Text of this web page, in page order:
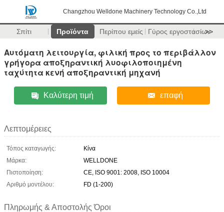
Changzhou Welldone Machinery Technology Co.,Ltd
Σπίτι Προϊόντα Περίπου εμείς Γύρος εργοστασίων
>>
Αυτόματη λειτουργία, φιλική προς το περιβάλλον
γρήγορα αποξηραντική λυοφιλοποιημένη
ταχύτητα κενή αποξηραντική μηχανή
Καλύτερη τιμή επαφή
Λεπτομέρειες
Τόπος καταγωγής:
Κίνα
Μάρκα:
WELLDONE
Πιστοποίηση:
CE, ISO 9001: 2008, ISO 10004
Αριθμό μοντέλου:
FD (1-200)
Πληρωμής & Αποστολής Όροι